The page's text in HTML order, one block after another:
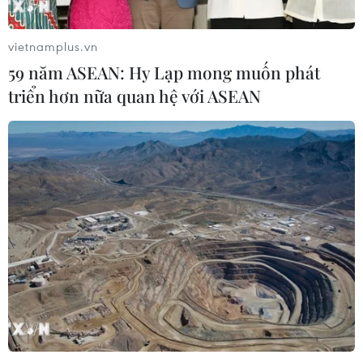
thẳng tiến vào bán kết với thành tích
nhất bảng
07/08/2026 15:58
Đình Bắc rực sáng với cú
đúp, tuyển Việt Nam vào bán kết
ASEAN Cup với ngôi đầu bảng
07/08/2026 15:49
Xem trực tiếp Việt Nam-Campuchia
tại ASEAN Cup 2026 trên kênh nào?
07/08/2026 09:49
Nhận định Singapore vs
vietnamplus.vn
59 năm ASEAN: Hy Lạp mong muốn phát
triển hơn nữa quan hệ với ASEAN